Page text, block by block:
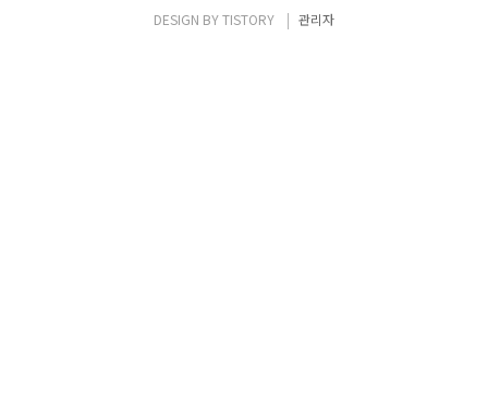
DESIGN BYTISTORY 관리자